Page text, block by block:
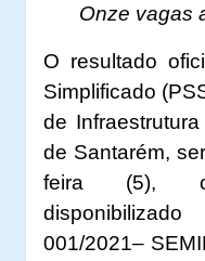
Onze vagas
O resultado
Simplificado
de
de Santarém,
feira (5),
001/2021–